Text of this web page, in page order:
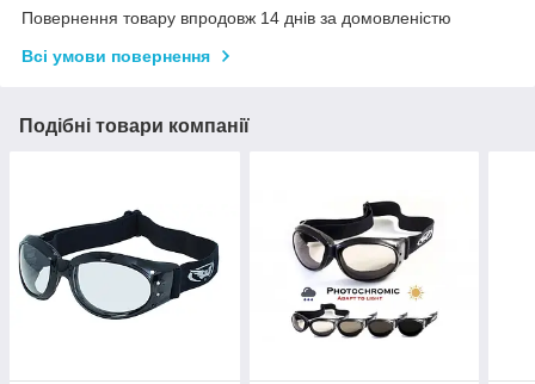
Повернення товару впродовж 14 днів за домовленістю
Всі умови повернення
Подібні товари компанії